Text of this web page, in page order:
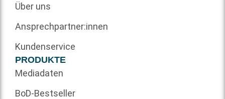
Über uns
Ansprechpartner:innen
Kundenservice
PRODUKTE
Mediadaten
BoD-Bestseller